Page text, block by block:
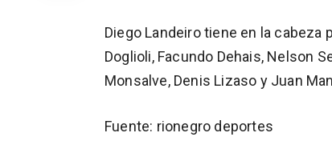
Diego Landeiro tiene en la cabeza
Doglioli, Facundo Dehais, Nelson
Monsalve, Denis Lizaso y Juan
Fuente: rionegro deportes